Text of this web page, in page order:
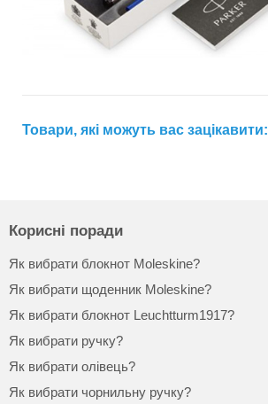
Товари, які можуть вас зацікавити:
Корисні поради
Як вибрати блокнот Moleskine?
Як вибрати щоденник Moleskine?
Як вибрати блокнот Leuchtturm1917?
Як вибрати ручку?
Як вибрати олівець?
Як вибрати чорнильну ручку?